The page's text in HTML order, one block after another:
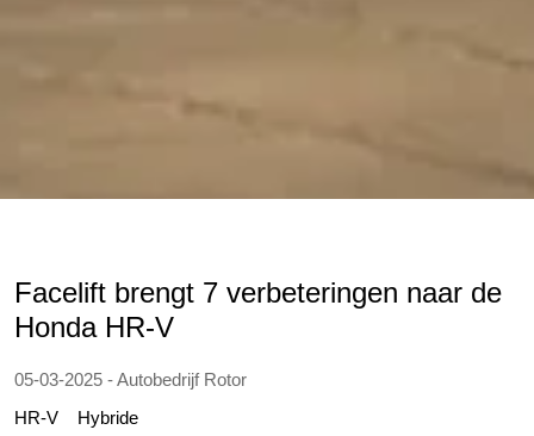
Facelift brengt 7 verbeteringen naar de
Honda HR-V
05-03-2025 - Autobedrijf Rotor
HR-V
Hybride